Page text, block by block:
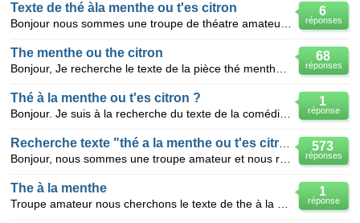
6
réponses
Texte de thé àla menthe ou t'es citron
68
réponses
The menthe ou the citron
1
réponse
Thé à la menthe ou t'es citron ?
573
réponses
1
réponse
The à la menthe